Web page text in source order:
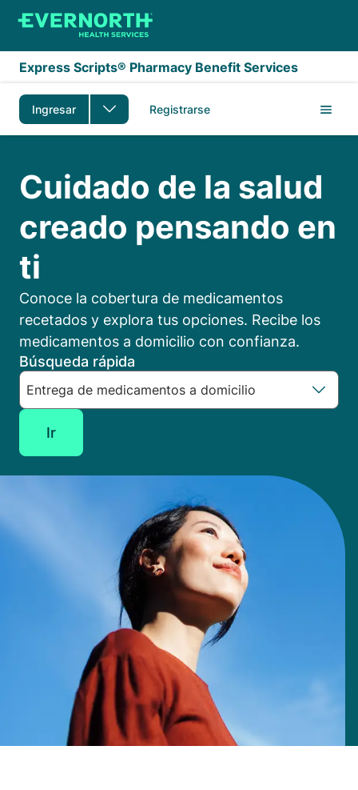
Saltar al contenido principal
Express Scripts® Pharmacy Benefit Services
Ingresar Registrarse
Cuidado de la salud
Cuidado de la salud
creado pensando en
ti
Conoce la cobertura de medicamentos
recetados y explora tus opciones. Recibe los
medicamentos a domicilio con confianza.
Búsqueda rápida
Ir